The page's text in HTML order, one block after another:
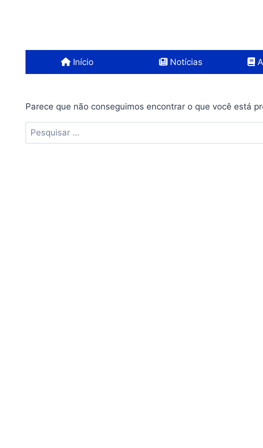
Início Notícias
Parece que não conseguimos encontrar o que você está
Pesquisar
por: